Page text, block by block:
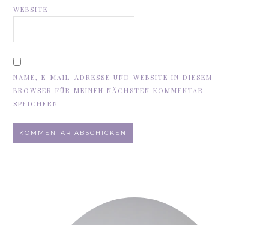
WEBSITE
NAME, E-MAIL-ADRESSE UND WEBSITE IN DIESEM
BROWSER FÜR MEINEN NÄCHSTEN KOMMENTAR
SPEICHERN.